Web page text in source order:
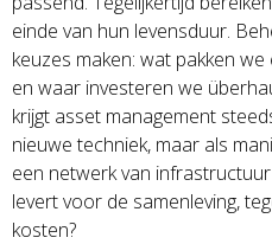
einde van hun levensduur.
keuzes maken: wat pakken
en waar investeren we
krijgt asset management
nieuwe techniek, maar als
een netwerk van
levert voor de samenleving,
kosten?